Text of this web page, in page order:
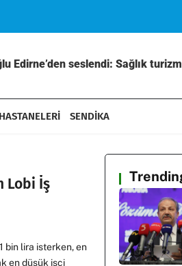
Edirne’den seslendi: Sağlık
SENDİKA
Lobi İş
bin lira isterken, en
en düşük işçi